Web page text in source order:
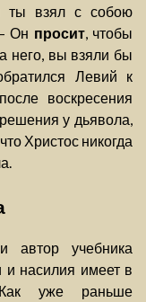
ты взял с собою
Он просит, чтобы
него, вы взяли бы
Левий к
воскресения
у дьявола,
Христос никогда
учебника
и насилия имеет в
уже раньше